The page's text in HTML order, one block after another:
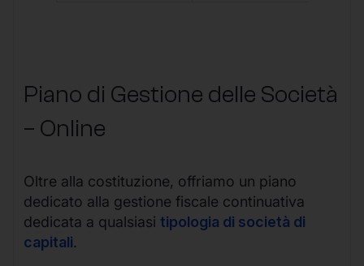
Piano di Gestione delle Società
– Online
Oltre alla costituzione, offriamo un piano
dedicato alla gestione fiscale continuativa
dedicata a qualsiasi tipologia di società di
capitali.